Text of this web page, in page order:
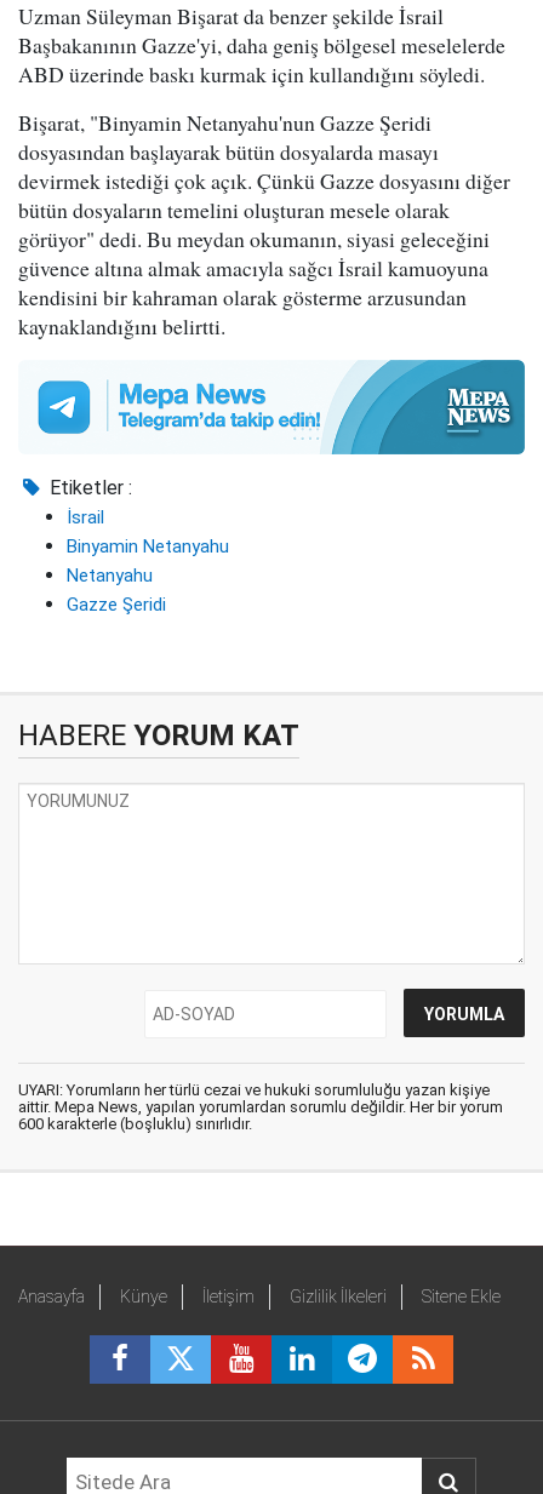
Uzman Süleyman Bişarat da benzer şekilde İsrail
Başbakanının Gazze'yi, daha geniş bölgesel meselelerde
ABD üzerinde baskı kurmak için kullandığını söyledi.
Bişarat, "Binyamin Netanyahu'nun Gazze Şeridi
dosyasından başlayarak bütün dosyalarda masayı
devirmek istediği çok açık. Çünkü Gazze dosyasını diğer
bütün dosyaların temelini oluşturan mesele olarak
görüyor" dedi. Bu meydan okumanın, siyasi geleceğini
güvence altına almak amacıyla sağcı İsrail kamuoyuna
kendisini bir kahraman olarak gösterme arzusundan
kaynaklandığını belirtti.
Etiketler :
İsrail
Binyamin Netanyahu
Netanyahu
Gazze Şeridi
HABERE YORUM KAT
UYARI: Yorumların her türlü cezai ve hukuki sorumluluğu yazan kişiye
aittir. Mepa News, yapılan yorumlardan sorumlu değildir. Her bir yorum
600 karakterle (boşluklu) sınırlıdır.
Anasayfa Künye İletişim Gizlilik İlkeleri Sitene Ekle